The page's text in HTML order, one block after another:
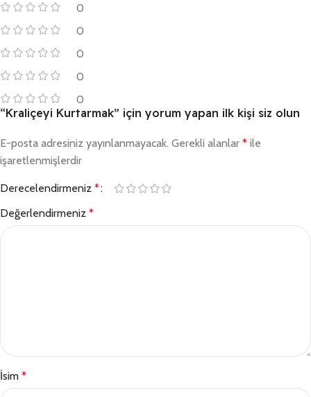
0
0
0
0
0
“Kraliçeyi Kurtarmak” için yorum yapan ilk kişi siz olun
E-posta adresiniz yayınlanmayacak. Gerekli alanlar * ile
işaretlenmişlerdir
Derecelendirmeniz *
Değerlendirmeniz *
İsim *